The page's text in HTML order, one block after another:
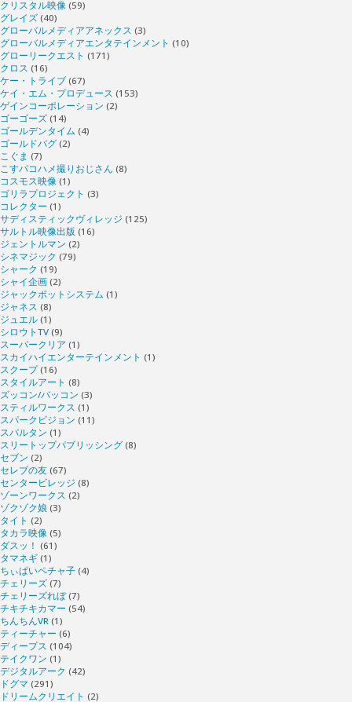
クリスタル映像 (59)
グレイズ (40)
グローバルメディアアネックス (3)
グローバルメディアエンタテインメント (10)
グローリークエスト (171)
クロス (16)
ケー・トライブ (67)
ケイ・エム・プロデュース (153)
ゲインコーポレーション (2)
ゴーゴーズ (14)
ゴールデンタイム (4)
ゴールドバグ (2)
こぐま (7)
こすパコハメ撮りおじさん (8)
コスモス映像 (1)
ゴリラプロジェクト (3)
コレクター (1)
サディスティックヴィレッジ (125)
サルトル映像出版 (16)
ジェントルマン (2)
シネマジック (79)
シャーク (19)
シャイ企画 (2)
ジャックポットシステム (1)
ジャネス (8)
ジュエル (1)
シロウトTV (9)
スーパークリア (1)
スカイハイエンターテインメント (1)
スクープ(16)
スタイルアート (8)
ズッコン/バッコン (3)
スティルワークス (1)
スパークビジョン (11)
スパルタン (1)
スリートップパブリッシング (8)
セブン (2)
セレブの友 (67)
センタービレッジ (8)
ゾーンワークス (2)
ゾクゾク娘 (3)
タイト (2)
タカラ映像 (5)
ダスッ！ (61)
タマネギ (1)
ちぃぱいペチャ子 (4)
チェリーズ (7)
チェリーズれぼ(7)
チキチキカマー (54)
ちんちんVR (1)
ティーチャー (6)
ディープス (104)
テイクワン (1)
デジタルアーク (42)
ドグマ (291)
ドリームクリエイト (2)